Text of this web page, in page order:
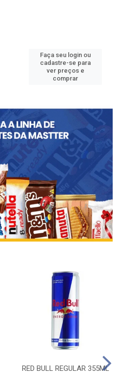
Faça seu login ou
cadastre-se para
ver preços e
comprar
RED BULL REGULAR 355ML